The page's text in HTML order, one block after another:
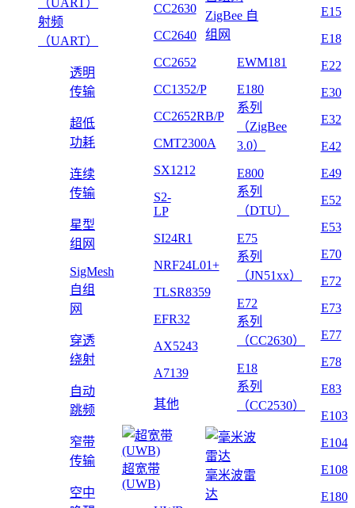
射频
（UART）
透明
传输
超低
功耗
连续
传输
星型
组网
SigMesh
自组
网
穿透
绕射
自动
跳频
窄带
传输
空中
CC2630
CC2640
CC2652
CC1352/P
CC2652RB/P
CMT2300A
SX1212
S2-
LP
SI24R1
NRF24L01+
TLSR8359
EFR32
AX5243
A7139
其他
超宽带
(UWB)
ZigBee 自
组网
EWM181
E180
系列
（ZigBee
3.0）
E800
系列
（DTU）
E75
系列
（JN51xx）
E72
系列
（CC2630）
E18
系列
（CC2530）
毫米波雷
达
E15
E18
E22
E30
E32
E42
E49
E52
E53
E70
E72
E73
E77
E78
E83
E103
E104
E108
E180